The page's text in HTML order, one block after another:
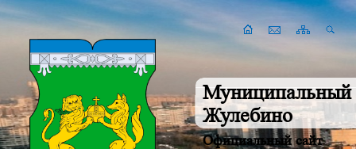
Муниципальный
Жулебино
Официальный сайт